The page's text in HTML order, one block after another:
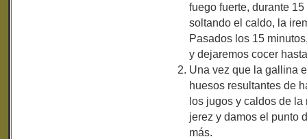
fuego fuerte, durante
soltando el caldo, la
Pasados los 15
y dejaremos cocer
Una vez que la gallina
huesos resultantes de
los jugos y caldos de
jerez y damos el punto
más.